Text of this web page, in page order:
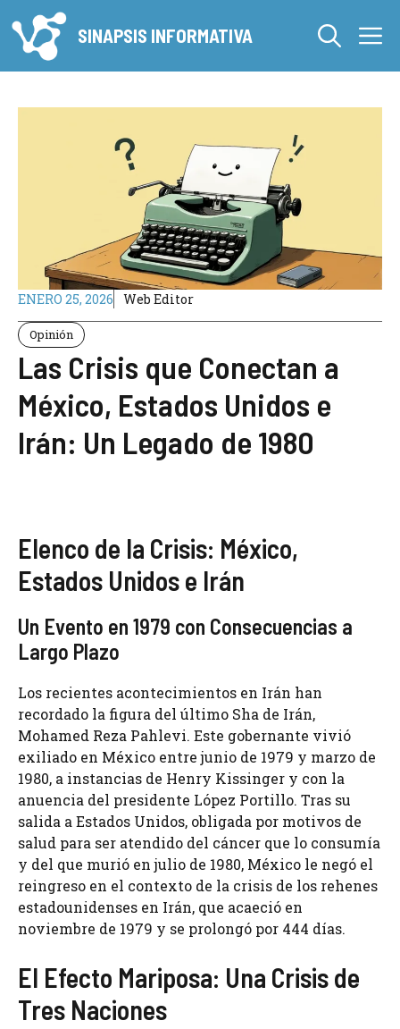
al
contenido
SINAPSIS INFORMATIVA
ENERO 25, 2026 Web Editor
Opinión
Las Crisis que Conectan a
México, Estados Unidos e
Irán: Un Legado de 1980
Elenco de la Crisis: México,
Estados Unidos e Irán
Un Evento en 1979 con Consecuencias a
Largo Plazo
Los recientes acontecimientos en Irán han
recordado la figura del último Sha de Irán,
Mohamed Reza Pahlevi. Este gobernante vivió
exiliado en México entre junio de 1979 y marzo de
1980, a instancias de Henry Kissinger y con la
anuencia del presidente López Portillo. Tras su
salida a Estados Unidos, obligada por motivos de
salud para ser atendido del cáncer que lo consumía
y del que murió en julio de 1980, México le negó el
reingreso en el contexto de la crisis de los rehenes
estadounidenses en Irán, que acaeció en
noviembre de 1979 y se prolongó por 444 días.
El Efecto Mariposa: Una Crisis de
Tres Naciones